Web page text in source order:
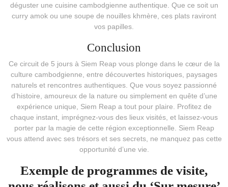
déguster une cuisine cambodgienne authentique. Que ce soit un
curry amok ou une soupe de nouilles khmère, ces plats raviront
vos papilles.
Conclusion
Ce circuit de 5 jours à Siem Reap vous plonge dans le cœur de la
culture cambodgienne, entre découvertes historiques, paysages
naturels et rencontres authentiques. Que vous soyez passionné
d’histoire, amoureux de la nature ou simplement en quête d’une
expérience unique, Siem Reap a tout pour plaire. Profitez de
chaque instant, imprégnez-vous des lieux visités, et laissez-vous
porter par la magie de cette région exceptionnelle. Siem Reap
vous attend avec ses trésors et ses secrets, ne manquez pas cette
opportunité d’une vie.
Exemple de programmes de visite,